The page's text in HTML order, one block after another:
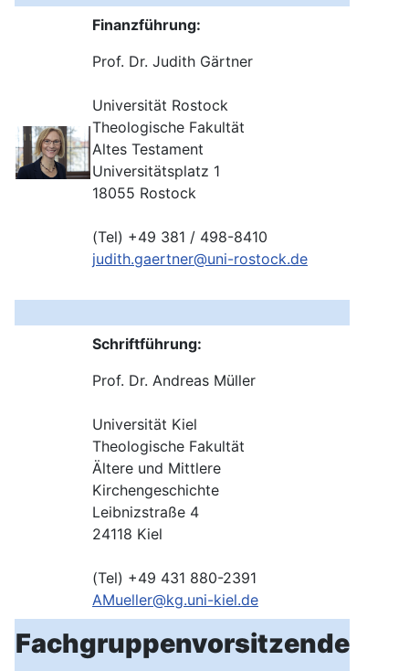
Finanzführung:
Prof. Dr. Judith Gärtner
Universität Rostock
Theologische Fakultät
Altes Testament
Universitätsplatz 1
18055 Rostock
(Tel) +49 381 / 498-8410
judith.gaertner@uni-rostock.de
Schriftführung:
Prof. Dr. Andreas Müller
Universität Kiel
Theologische Fakultät
Ältere und Mittlere
Kirchengeschichte
Leibnizstraße 4
24118 Kiel
(Tel) +49 431 880-2391
AMueller@kg.uni-kiel.de
Fachgruppenvorsitzende